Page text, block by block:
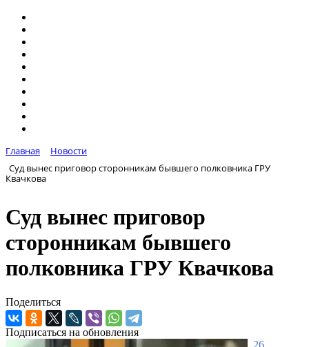
Главная
Новости
Суд вынес приговор сторонникам бывшего полковника ГРУ
Квачкова
Суд вынес приговор
сторонникам бывшего
полковника ГРУ Квачкова
Поделиться
Подписаться на обновления
26